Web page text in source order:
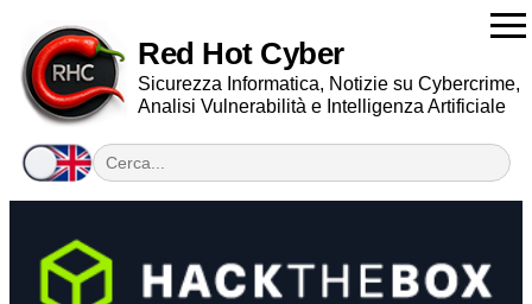
Red Hot Cyber
Sicurezza Informatica, Notizie su Cybercrime,
Analisi Vulnerabilità e Intelligenza Artificiale